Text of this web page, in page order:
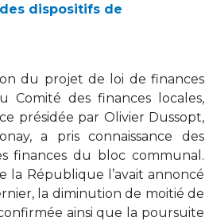
des dispositifs de
du projet de loi de finances
des finances locales,
présidée par Olivier Dussopt,
a pris connaissance des
finances du bloc communal.
la République l’avait annoncé
la diminution de moitié de
ainsi que la poursuite